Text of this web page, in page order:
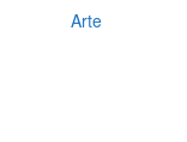
Arte